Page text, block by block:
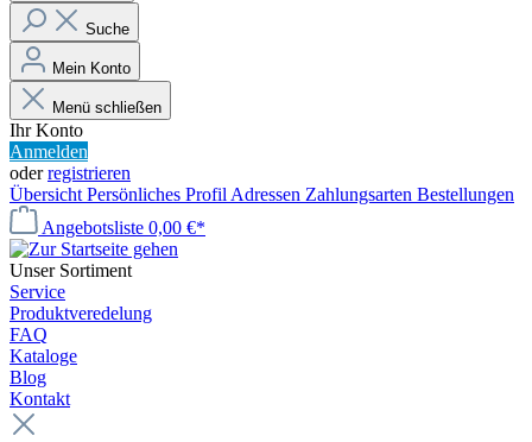
Suche
Mein Konto
Menü schließen
Ihr Konto
Anmelden
oderregistrieren
Übersicht Persönliches Profil Adressen Zahlungsarten Bestellungen
Angebotsliste 0,00 €*
Unser Sortiment
Service
Produktveredelung
FAQ
Kataloge
Blog
Kontakt